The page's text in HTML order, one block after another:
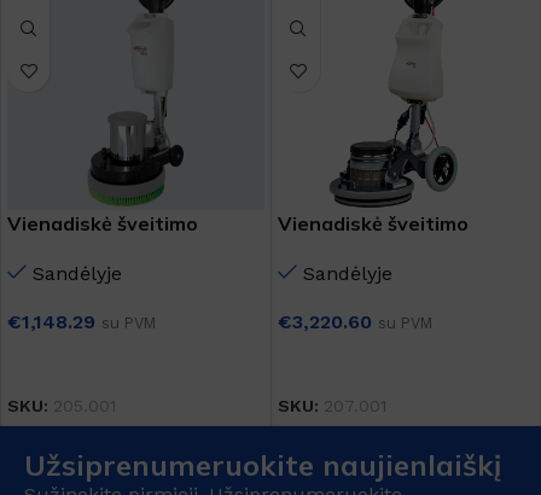
Vienadiskė šveitimo
Sandėlyje
€1,148.29 su PVM
SKU: 205.001
Vienadiskė šveitimo
Sandėlyje
€3,220.60 su PVM
SKU: 207.001
Užsiprenumeruokite naujienlaiškį